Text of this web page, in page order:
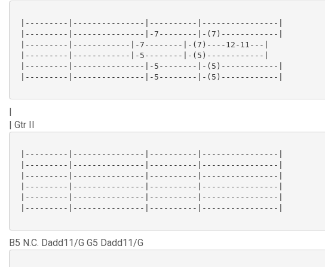
|---------|---------------|----------|----------------|
|---------|---------------|-7--------|-(7)------------|
|---------|------------|-7--------|-(7)----12-11---|
|---------|------------|-5--------|-(5)------------|
|---------|---------------|-5--------|-(5)------------|
|---------|---------------|-5--------|-(5)------------|
|
| Gtr II
|---------|---------------|----------|----------------|
|---------|---------------|----------|----------------|
|---------|---------------|----------|----------------|
|---------|---------------|----------|----------------|
|---------|---------------|----------|----------------|
|---------|---------------|----------|----------------|
B5 N.C. Dadd11/G G5 Dadd11/G